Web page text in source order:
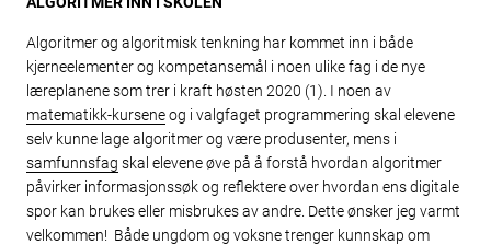
Algoritmer og algoritmisk tenkning har kommet inn i både
kjerneelementer og kompetansemål i noen ulike fag i de nye
læreplanene som trer i kraft høsten 2020 (1). I noen av
matematikk-kurseneog i valgfaget programmering skal elevene
selv kunne lage algoritmer og være produsenter, mens i
samfunnsfag skal elevene øve på å forstå hvordan algoritmer
påvirker informasjonssøk og reflektere over hvordan ens digitale
spor kan brukes eller misbrukes av andre. Dette ønsker jeg varmt
velkommen! Både ungdom og voksne trenger kunnskap om